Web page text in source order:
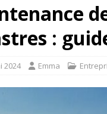
:
2024 Emma